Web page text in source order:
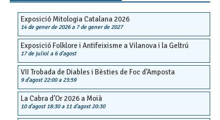
Exposició Mitologia Catalana 2026
14 de gener de 2026a 7 de gener de 2027
Exposició Folklore i Antifeixisme a Vilanova i la Geltrú
17 de juliola 6 d'agost
VII Trobada de Diables i Bèsties de Foc d’Amposta
9 d'agost 22:00a 23:59
La Cabra d’Or 2026 a Moià
10 d'agost 18:30a 11 d'agost 20:30